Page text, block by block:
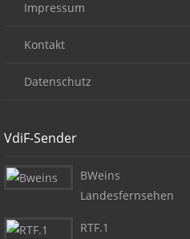
Impressum
Kontakt
Datenschutz
VdiF-Sender
BWeins
Landesfernsehen
RTF.1